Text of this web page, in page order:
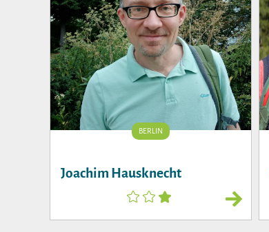
BERLIN
Joachim Hausknecht